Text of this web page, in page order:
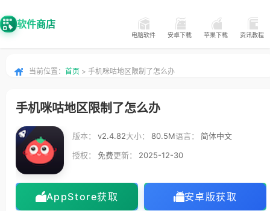
软件商店
电脑软件 安卓下载 苹果下载 资讯教程
当前位置： 首页 > 手机咪咕地区限制了怎么办
手机咪咕地区限制了怎么办
版本： v2.4.82大小： 80.5M语言：
简体中文
授权：
免费更新： 2025-12-30
AppStore获取 安卓版获取